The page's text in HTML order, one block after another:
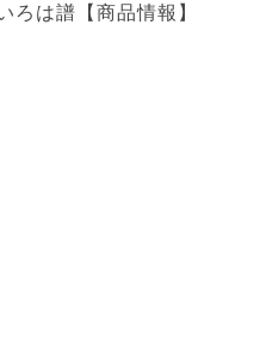
は譜【商品情報】